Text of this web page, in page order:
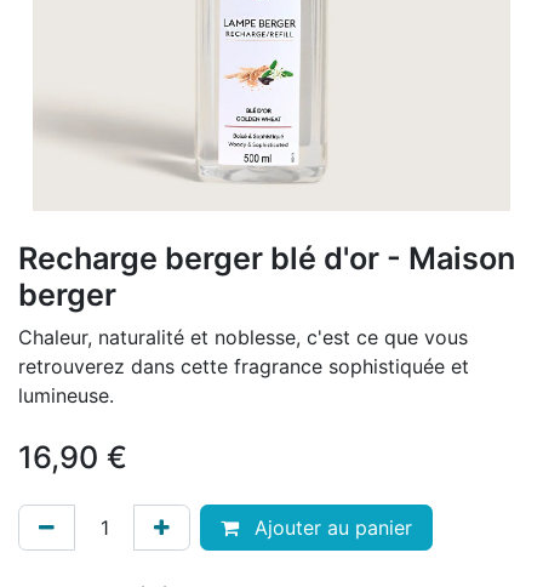
Recharge berger blé d'or - Maison
berger
Chaleur, naturalité et noblesse, c'est ce que vous
retrouverez dans cette fragrance sophistiquée et
lumineuse.
16,90 €
Ajouter au panier